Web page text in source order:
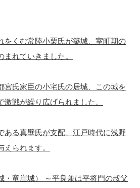
をくむ常陸小栗氏が築城、室町期の
れていきました。
宮氏家臣の小宅氏の居城、この城を
戦が繰り広げられました。
ある真壁氏が支配、江戸時代に浅野
られます。
・竜崖城） ～平良兼は平将門の叔父